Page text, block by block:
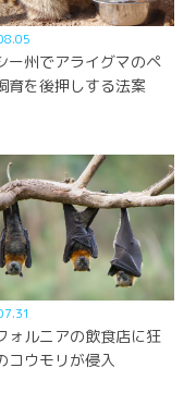
ー州でアライグマのペ
育を後押しする法案
ォルニアの飲食店に狂
コウモリが侵入